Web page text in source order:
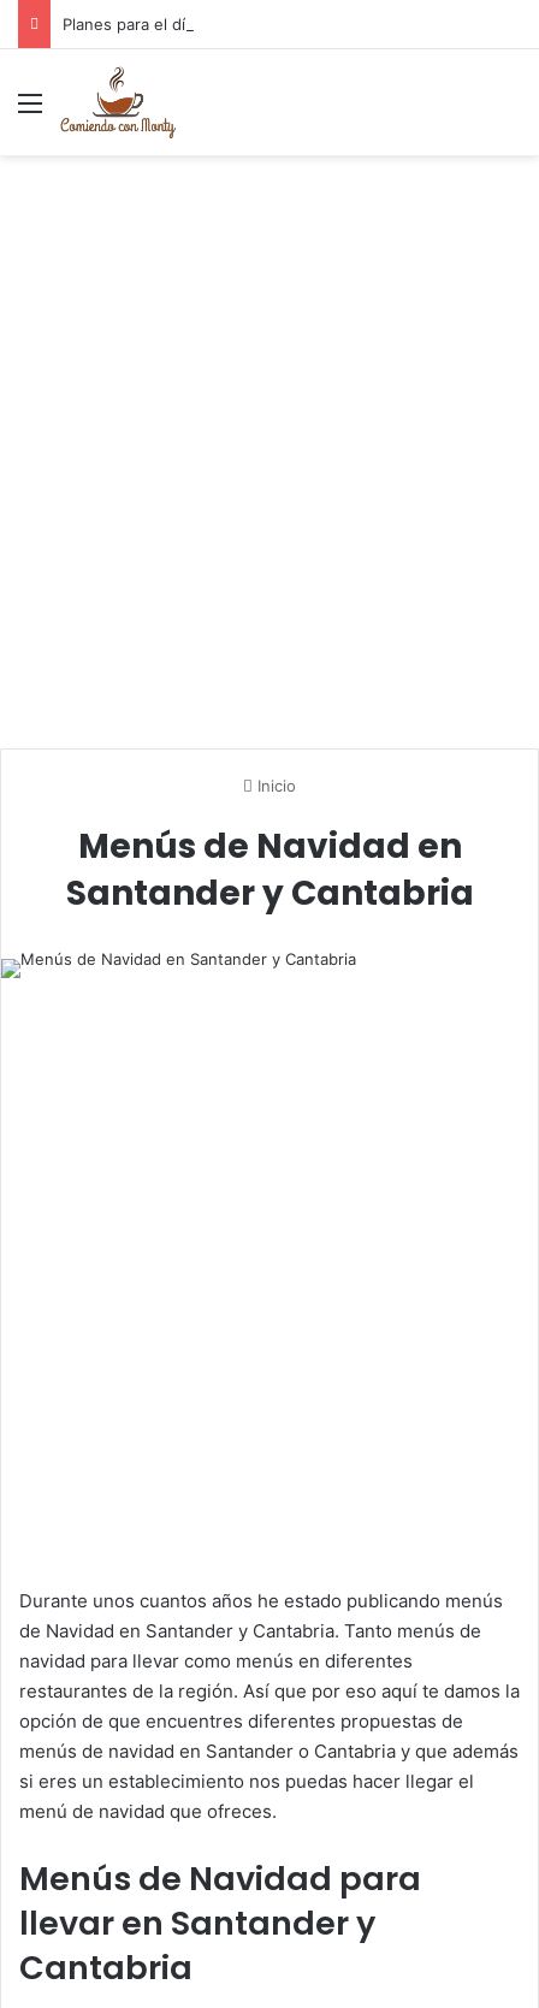
Planes para el día de la Madre Cantabria
Menú
Inicio
Menús de Navidad en
Santander y Cantabria
Durante unos cuantos años he estado publicando menús
de Navidad en Santander y Cantabria. Tanto menús de
navidad para llevar como menús en diferentes
restaurantes de la región. Así que por eso aquí te damos la
opción de que encuentres diferentes propuestas de
menús de navidad en Santander o Cantabria y que además
si eres un establecimiento nos puedas hacer llegar el
menú de navidad que ofreces.
Menús de Navidad para
llevar en Santander y
Cantabria